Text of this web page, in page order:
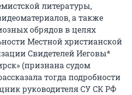
литературы,
а также
обрядов в целях
Местной христианской
Свидетелей Иеговы*
(признана судом
тогда подробности
руководителя СУ СК РФ